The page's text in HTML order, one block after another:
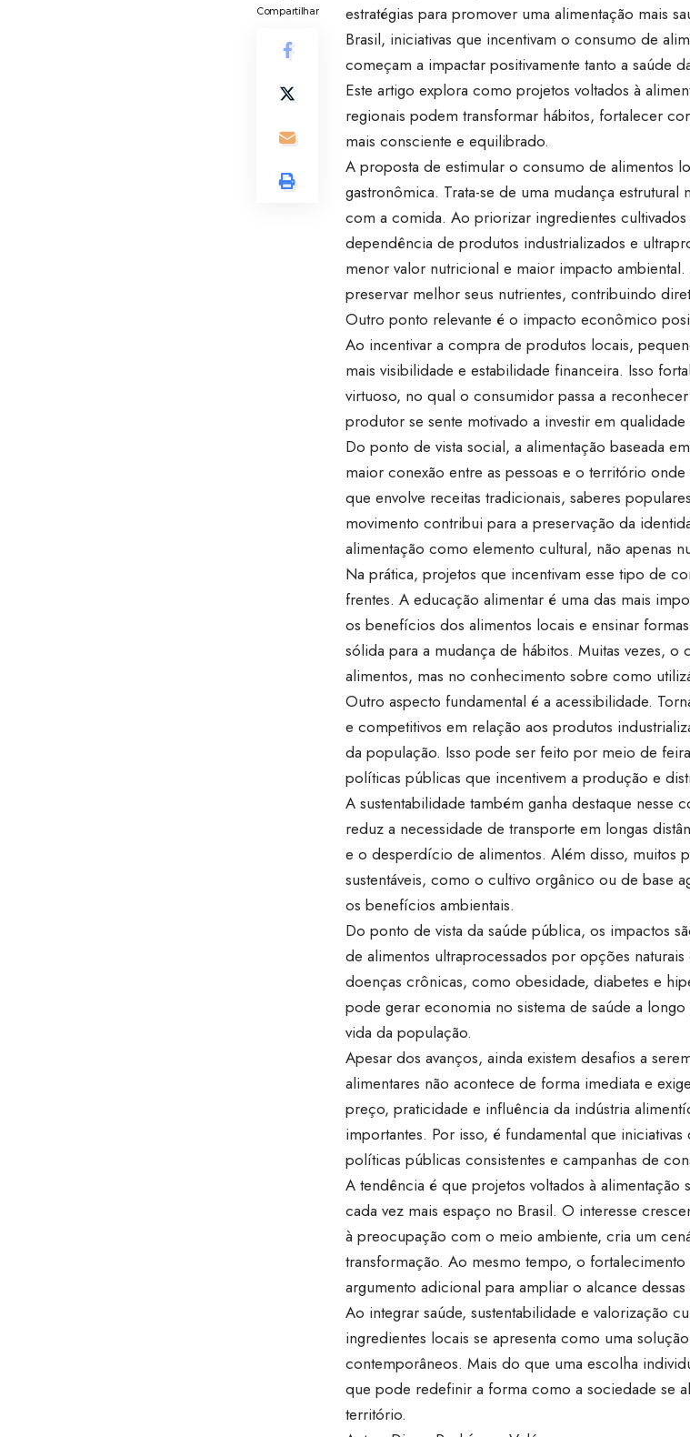
Compartilhar
estratégias para promover uma alimentação mais
Brasil, iniciativas que incentivam o consumo de
começam a impactar positivamente tanto a saúde
Este artigo explora como projetos voltados à
regionais podem transformar hábitos, fortalecer
mais consciente e equilibrado.
A proposta de estimular o consumo de alimentos
gastronômica. Trata-se de uma mudança
com a comida. Ao priorizar ingredientes
dependência de produtos industrializados e
menor valor nutricional e maior impacto
preservar melhor seus nutrientes, contribuindo
Outro ponto relevante é o impacto econômico
Ao incentivar a compra de produtos locais,
mais visibilidade e estabilidade financeira. Isso
virtuoso, no qual o consumidor passa a
produtor se sente motivado a investir em qualidade
Do ponto de vista social, a alimentação baseada
maior conexão entre as pessoas e o território
que envolve receitas tradicionais, saberes
movimento contribui para a preservação da
alimentação como elemento cultural, não apenas
Na prática, projetos que incentivam esse tipo de
frentes. A educação alimentar é uma das mais
os benefícios dos alimentos locais e ensinar
sólida para a mudança de hábitos. Muitas vezes, o
alimentos, mas no conhecimento sobre como
Outro aspecto fundamental é a acessibilidade.
e competitivos em relação aos produtos
da população. Isso pode ser feito por meio de
políticas públicas que incentivem a produção e
A sustentabilidade também ganha destaque
reduz a necessidade de transporte em longas
e o desperdício de alimentos. Além disso, muitos
sustentáveis, como o cultivo orgânico ou de base
os benefícios ambientais.
Do ponto de vista da saúde pública, os impactos
de alimentos ultraprocessados por opções
doenças crônicas, como obesidade, diabetes e
pode gerar economia no sistema de saúde a
vida da população.
Apesar dos avanços, ainda existem desafios a
alimentares não acontece de forma imediata e
preço, praticidade e influência da indústria
importantes. Por isso, é fundamental que
políticas públicas consistentes e campanhas de
A tendência é que projetos voltados à alimentação
cada vez mais espaço no Brasil. O interesse
à preocupação com o meio ambiente, cria um
transformação. Ao mesmo tempo, o
argumento adicional para ampliar o alcance dessas
Ao integrar saúde, sustentabilidade e valorização
ingredientes locais se apresenta como uma
contemporâneos. Mais do que uma escolha
que pode redefinir a forma como a sociedade se
território.